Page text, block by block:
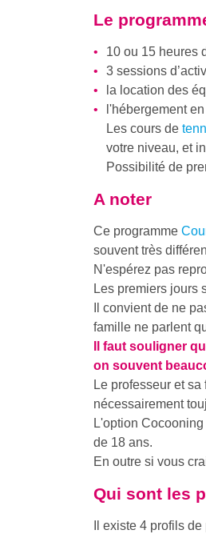
Le
10 ou 15 heures
3 sessions
la location des
l'hébergement
Les cours de
votre niveau, et
Possibilité de
A noter
Ce programme
souvent très
N'espérez pas
Les premiers jours
Il convient de ne
famille ne parlent
Il faut souligner
on souvent
Le professeur et
nécessairement
L'option
de 18 ans.
En outre si vous
Qui sont les
Il existe 4 profils